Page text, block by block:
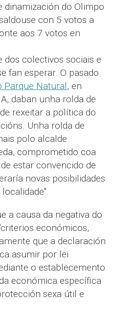
dinamización do Olimpo
con 5 votos a
aos 7 votos en
dos colectivos sociais e
fan esperar. O pasado
Parque Natural, en
daban unha rolda de
rexeitar a política do
Unha rolda de
polo alcalde
comprometido coa
estar convencido de
novas posibilidades
a causa da negativa do
económicos,
que a declaración
asumir por lei
o establecemento
económica específica
sexa útil e